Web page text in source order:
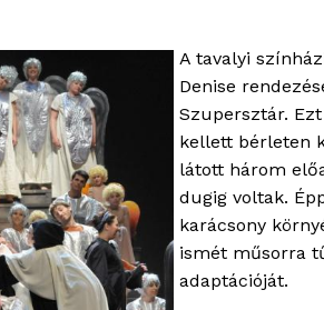
A tavalyi
Denise
Szupersztár.
kellett bérleten
látott három
dugig voltak.
karácsony
ismét műsorra
adaptációját.